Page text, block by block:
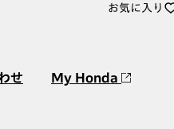
お気に入り
せ My Honda